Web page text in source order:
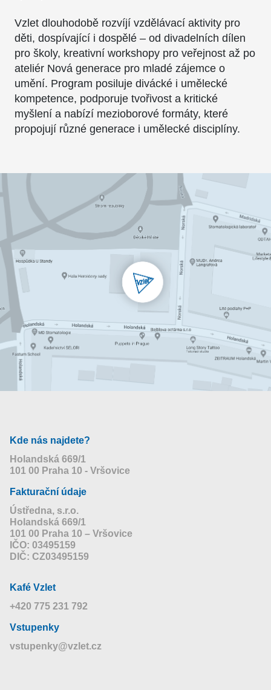
Vzlet dlouhodobě rozvíjí vzdělávací aktivity pro
děti, dospívající i dospělé – od divadelních dílen
pro školy, kreativní workshopy pro veřejnost až po
ateliér Nová generace pro mladé zájemce o
umění. Program posiluje divácké i umělecké
kompetence, podporuje tvořivost a kritické
myšlení a nabízí mezioborové formáty, které
propojují různé generace i umělecké disciplíny.
Kde nás najdete?
Holandská 669/1
101 00 Praha 10 - Vršovice
Fakturační údaje
Ústředna, s.r.o.
Holandská 669/1
101 00 Praha 10 – Vršovice
IČO: 03495159
DIČ: CZ03495159
Kafé Vzlet
+420 775 231 792
Vstupenky
vstupenky@vzlet.cz